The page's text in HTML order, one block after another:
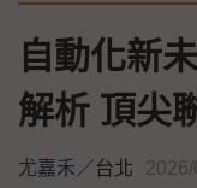
自動化新
解析 頂尖
尤嘉禾 ／台北